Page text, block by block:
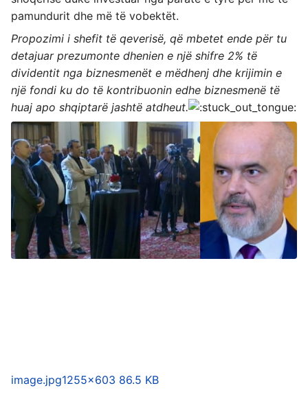
pamundurit dhe më të vobektët.
Propozimi i shefit të qeverisë, që mbetet ende për tu
detajuar prezumonte dhenien e një shifre 2% të
dividentit nga biznesmenët e mëdhenj dhe krijimin e
një fondi ku do të kontribuonin edhe biznesmenë të
huaj apo shqiptarë jashtë atdheut.
image.jpg1255×603 86.5 KB